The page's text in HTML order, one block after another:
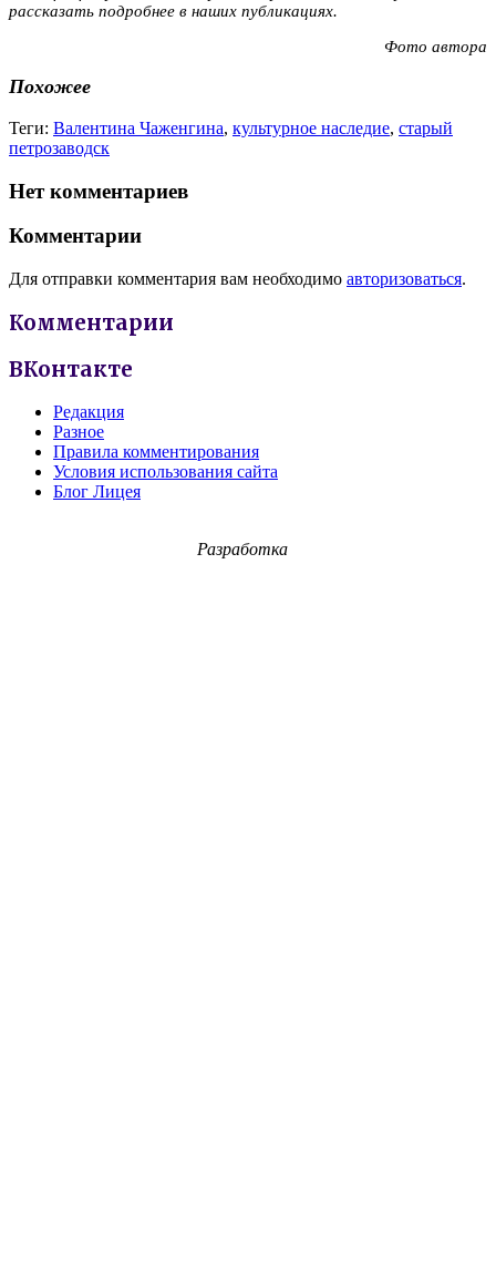
рассказать подробнее в наших публикациях.
Фото автора
Похожее
Теги: Валентина Чаженгина, культурное наследие, старый
петрозаводск
Нет комментариев
Комментарии
Для отправки комментария вам необходимо авторизоваться.
Комментарии
ВКонтакте
Редакция
Разное
Правила комментирования
Условия использования сайта
Блог Лицея
Разработка